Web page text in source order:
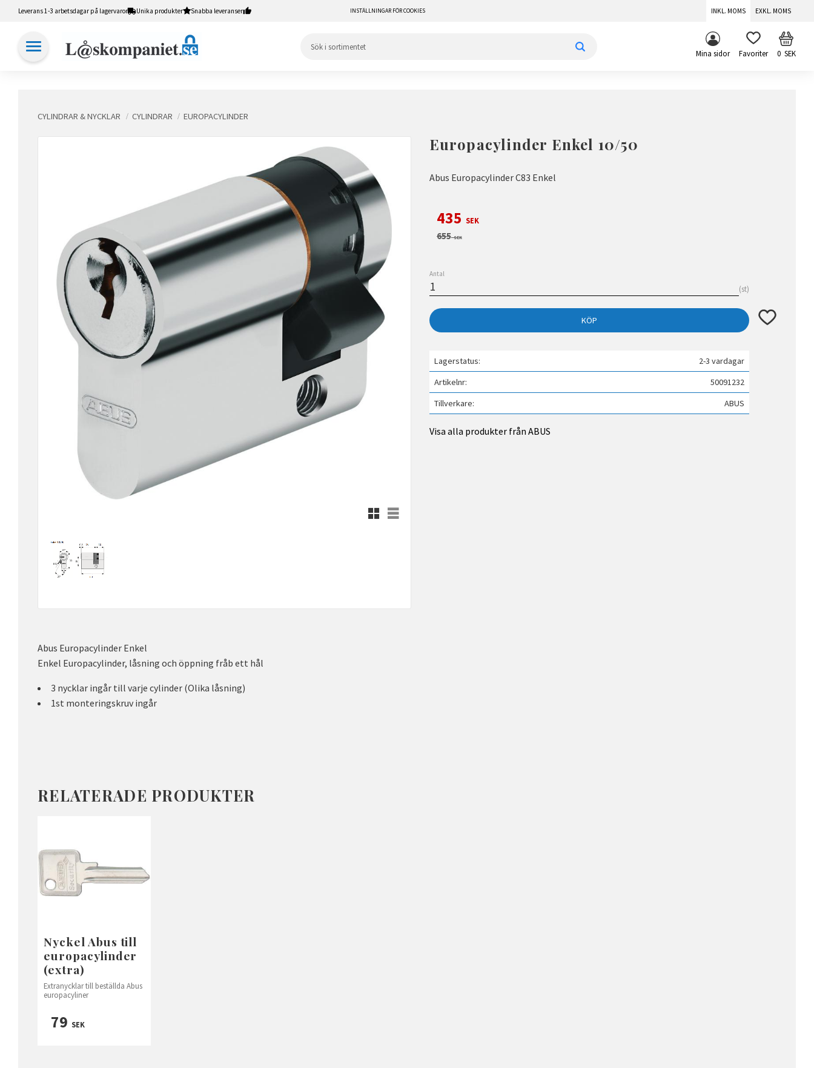
Leverans 1-3 arbetsdagar på lagervaror Unika produkter Snabba leveranser INSTÄLLNINGAR FÖR COOKIES INKL. MOMS EXKL. MOMS
Mina sidor FAVORITER 0SEK
CYLINDRAR & NYCKLAR CYLINDRAR EUROPACYLINDER
Europacylinder Enkel 10/50
Abus Europacylinder C83 Enkel
Rutnätsvy
Listvy
Nedsatt pris:
435 SEK
Ordinarie pris:
655SEK
Antal
st
KÖP Lägg till i
Lagerstatus
2-3 vardagar
Artikelnr
50091232
Tillverkare
ABUS
Visa alla produkter från ABUS
Abus Europacylinder Enkel
Enkel Europacylinder, låsning och öppning fråb ett hål
3 nycklar ingår till varje cylinder (Olika låsning)
1st monteringskruv ingår
RELATERADE PRODUKTER
Nyckel Abus till
europacylinder
(extra)
Extranycklar till beställda Abus
europacyliner
79 SEK